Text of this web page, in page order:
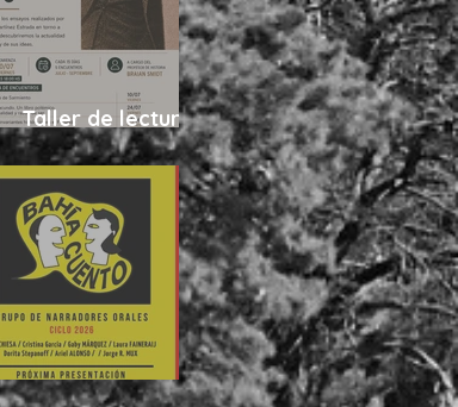
Taller de lectura
“Sarmiento vivo”
BahíaCuento 28/06